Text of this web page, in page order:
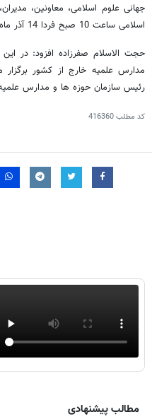
جهانی علوم اسلامی، معاونین،
اسلامی ساعت 10 صبح فردا 14 آذر ماه در مدرسه علمیه حجتیه برگزار می شود.
حجت الاسلام صفرزاده افزود: در
مدارس علمیه خارج از کشور
رئیس سازمان حوزه ها و مدارس
کد مطلب416360
مطالب پیشنهادی